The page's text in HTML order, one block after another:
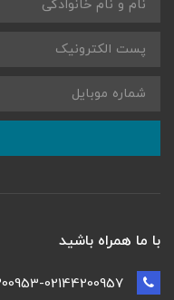
با ما همراه باشید